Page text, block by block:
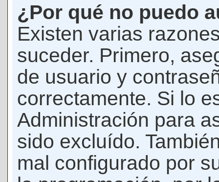
¿Por qué no puedo
Existen varias
suceder. Primero,
de usuario y
correctamente. Si lo
Administración para
sido excluído.
mal configurado por